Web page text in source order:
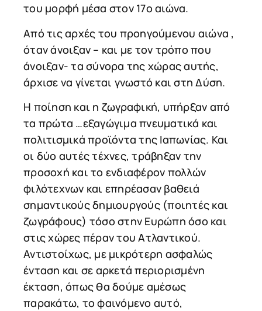
του μορφή μέσα στον 17ο αιώνα.
Από τις αρχές του προηγούμενου αιώνα ,
όταν άνοιξαν – και με τον τρόπο που
άνοιξαν- τα σύνορα της χώρας αυτής,
άρχισε να γίνεται γνωστό και στη Δύση.
Η ποίηση και η ζωγραφική, υπήρξαν από
τα πρώτα …εξαγώγιμα πνευματικά και
πολιτισμικά προϊόντα της Ιαπωνίας. Και
οι δύο αυτές τέχνες, τράβηξαν την
προσοχή και το ενδιαφέρον πολλών
φιλότεχνων και επηρέασαν βαθειά
σημαντικούς δημιουργούς (ποιητές και
ζωγράφους) τόσο στην Ευρώπη όσο και
στις χώρες πέραν του Ατλαντικού.
Αντιστοίχως, με μικρότερη ασφαλώς
ένταση και σε αρκετά περιορισμένη
έκταση, όπως θα δούμε αμέσως
παρακάτω, το φαινόμενο αυτό,